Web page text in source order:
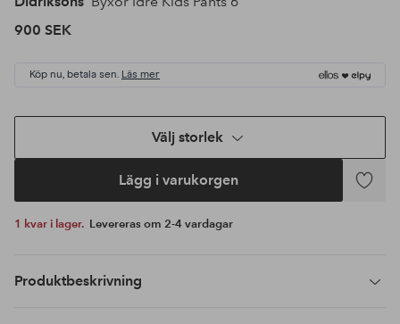
900 SEK
Köp nu, betala sen. Läs mer
Välj storlek
Lägg i varukorgen
Lägg
1 kvar i lager. Levereras om 2-4 vardagar
Produktbeskrivning